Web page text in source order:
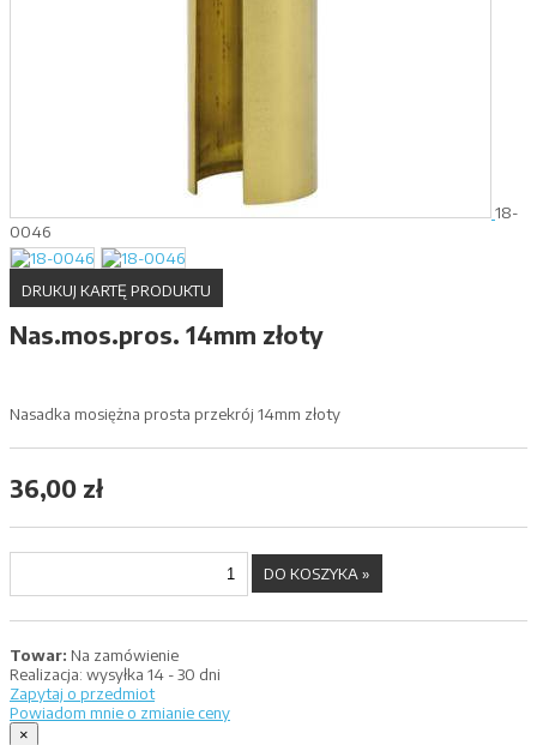
18-
0046
DRUKUJ KARTĘ PRODUKTU
Nas.mos.pros. 14mm złoty
Nasadka mosiężna prosta przekrój 14mm złoty
36,00 zł
Towar: Na zamówienie
Realizacja: wysyłka 14 - 30 dni
Zapytaj o przedmiot
Powiadom mnie o zmianie ceny
×